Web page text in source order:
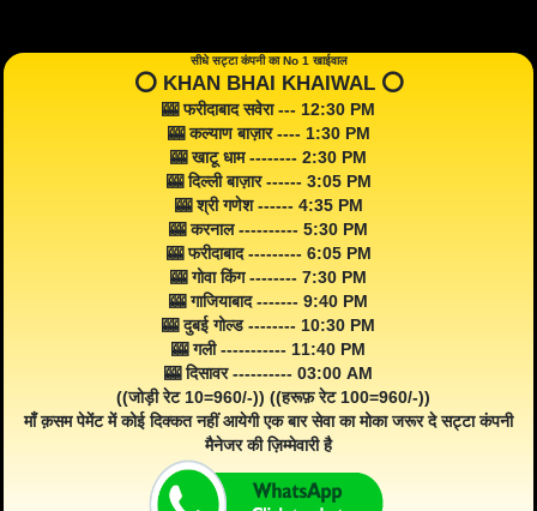
सीधे सट्टा कंपनी का No 1 खाईवाल
⭕️ KHAN BHAI KHAIWAL ⭕️
🎰 फरीदाबाद सवेरा --- 12:30 PM
🎰 कल्याण बाज़ार ---- 1:30 PM
🎰 खाटू धाम -------- 2:30 PM
🎰 दिल्ली बाज़ार ------ 3:05 PM
🎰 श्री गणेश ------ 4:35 PM
🎰 करनाल ---------- 5:30 PM
🎰 फरीदाबाद --------- 6:05 PM
🎰 गोवा किंग -------- 7:30 PM
🎰 गाजियाबाद ------- 9:40 PM
🎰 दुबई गोल्ड -------- 10:30 PM
🎰 गली ----------- 11:40 PM
🎰 दिसावर ---------- 03:00 AM
((जोड़ी रेट 10=960/-)) ((हरूफ़ रेट 100=960/-))
माँ क़सम पेमेंट में कोई दिक्कत नहीं आयेगी एक बार सेवा का मोका जरूर दे सट्टा कंपनी
मैनेजर की ज़िम्मेवारी है